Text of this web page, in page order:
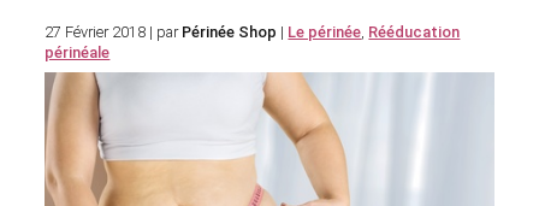
27 Février 2018 | par Périnée Shop | Le périnée Rééducation
périnéale